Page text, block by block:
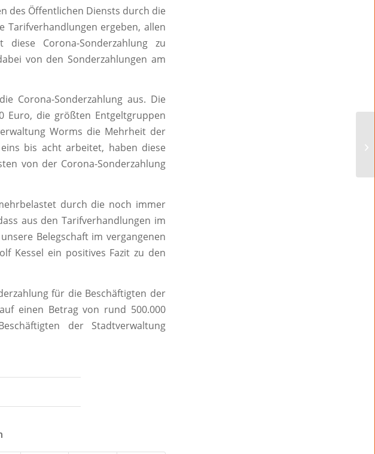
des Öffentlichen Diensts durch die
Tarifverhandlungen ergeben, allen
Corona-Sonderzahlung zu
von den Sonderzahlungen am
Corona-Sonderzahlung aus. Die
Euro, die größten Entgeltgruppen
Worms die Mehrheit der
bis acht arbeitet, haben diese
von der Corona-Sonderzahlung
durch die noch immer
aus den Tarifverhandlungen im
Belegschaft im vergangenen
Kessel ein positives Fazit zu den
für die Beschäftigten der
einen Betrag von rund 500.000
der Stadtverwaltung